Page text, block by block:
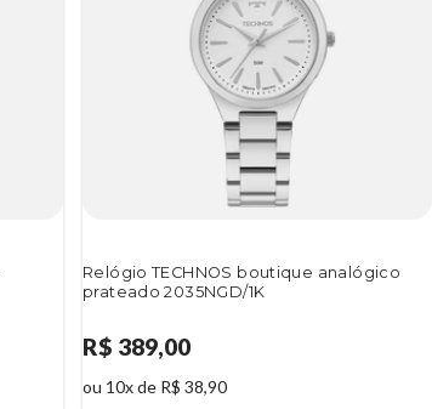
Relógio TECHNOS boutique analógico
prateado 2035NGD/1K
R$ 389,00
ou 10x de R$ 38,90